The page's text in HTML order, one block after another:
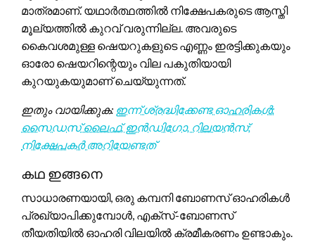
മാത്രമാണ്. യഥാർത്ഥത്തിൽ നിക്ഷേപകരുടെ ആസ്തി
മൂല്യത്തിൽ കുറവ് വരുന്നില്ല. അവരുടെ
കൈവശമുള്ള ഷെയറുകളുടെ എണ്ണം ഇരട്ടിക്കുകയും
ഓരോ ഷെയറിന്റെയും വില പകുതിയായി
കുറയുകയുമാണ് ചെയ്യുന്നത്.
ഇതും വായിക്കുക: ഇന്ന് ശ്രദ്ധിക്കേണ്ട ഓഹരികൾ:
സൈഡസ് ലൈഫ്, ഇൻഡിഗോ, റിലയൻസ്;
നിക്ഷേപകർ അറിയേണ്ടത്
കഥ ഇങ്ങനെ
സാധാരണയായി, ഒരു കമ്പനി ബോണസ് ഓഹരികൾ
പ്രഖ്യാപിക്കുമ്പോൾ, എക്സ്-ബോണസ്
തീയതിയിൽ ഓഹരി വിലയിൽ ക്രമീകരണം ഉണ്ടാകും.